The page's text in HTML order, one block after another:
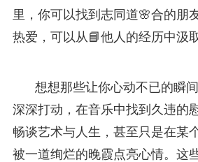
里，你可以找到志同道🌸合的朋
热爱，可以从📘他人的经历中汲
想想那些让你心动不已的瞬
深深打动，在音乐中找到久违的
畅谈艺术与人生，甚至只是在某
被一道绚烂的晚霞点亮心情。这